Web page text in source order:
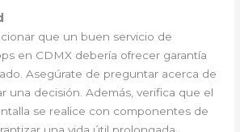
que un buen servicio de
en CDMX debería ofrecer garantía
Asegúrate de preguntar acerca de
una decisión. Además, verifica que el
se realice con componentes de
una vida útil prolongada.